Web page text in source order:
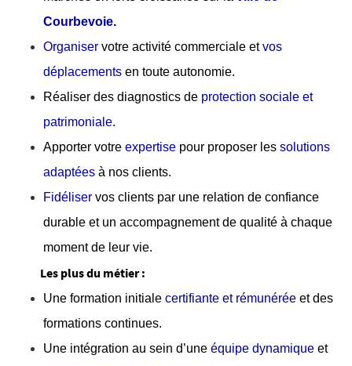
Courbevoie.
Organiser votre activité commerciale etvos
déplacements en toute autonomie.
Réaliser des diagnostics de protection sociale et
patrimoniale.
Apporter votre expertise pour proposer les solutions
adaptées à nos clients.
Fidéliser vos clients par une relation de confiance
durable et un accompagnement de qualité à chaque
moment de leur vie.
Les plus du métier :
Une formation initiale certifiante et rémunérée et des
formations continues.
Une intégration au sein d’une équipe dynamique et